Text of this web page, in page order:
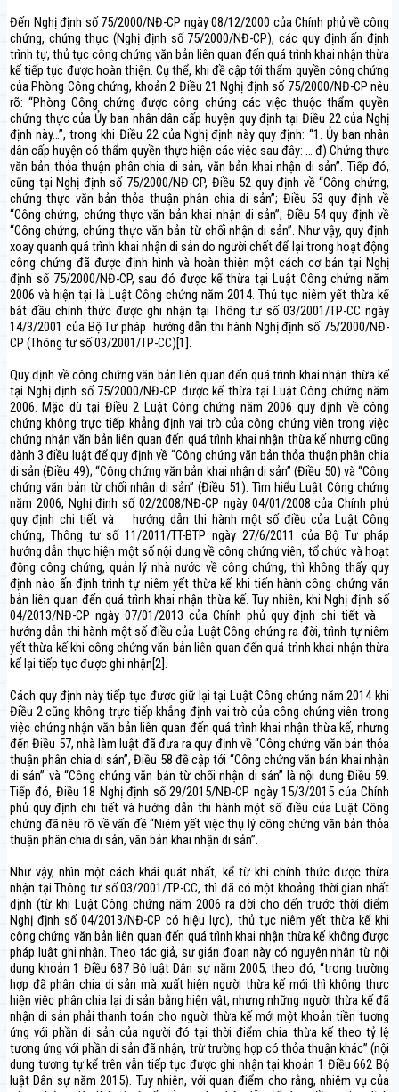
Đến Nghị định số 75/2000/NĐ-CP ngày 08/12/2000 của Chính phủ về công
chứng, chứng thực (Nghị định số 75/2000/NĐ-CP), các quy định ấn định
trình tự, thủ tục công chứng văn bản liên quan đến quá trình khai nhận thừa
kế tiếp tục được hoàn thiện. Cụ thể, khi đề cập tới thẩm quyền công chứng
của Phòng Công chứng, khoản 2 Điều 21 Nghị định số 75/2000/NĐ-CP nêu
rõ: “Phòng Công chứng được công chứng các việc thuộc thẩm quyền
chứng thực của Ủy ban nhân dân cấp huyện quy định tại Điều 22 của Nghị
định này…”, trong khi Điều 22 của Nghị định này quy định: “1. Ủy ban nhân
dân cấp huyện có thẩm quyền thực hiện các việc sau đây: … đ) Chứng thực
văn bản thỏa thuận phân chia di sản, văn bản khai nhận di sản”. Tiếp đó,
cũng tại Nghị định số 75/2000/NĐ-CP, Điều 52 quy định về “Công chứng,
chứng thực văn bản thỏa thuận phân chia di sản”; Điều 53 quy định về
“Công chứng, chứng thực văn bản khai nhận di sản”; Điều 54 quy định về
“Công chứng, chứng thực văn bản từ chối nhận di sản”. Như vậy, quy định
xoay quanh quá trình khai nhận di sản do người chết để lại trong hoạt động
công chứng đã được định hình và hoàn thiện một cách cơ bản tại Nghị
định số 75/2000/NĐ-CP, sau đó được kế thừa tại Luật Công chứng năm
2006 và hiện tại là Luật Công chứng năm 2014. Thủ tục niêm yết thừa kế
bắt đầu chính thức được ghi nhận tại Thông tư số 03/2001/TP-CC ngày
14/3/2001 của Bộ Tư pháp hướng dẫn thi hành Nghị định số 75/2000/NĐ-
CP (Thông tư số 03/2001/TP-CC)[1].
Quy định về công chứng văn bản liên quan đến quá trình khai nhận thừa kế
tại Nghị định số 75/2000/NĐ-CP được kế thừa tại Luật Công chứng năm
2006. Mặc dù tại Điều 2 Luật Công chứng năm 2006 quy định về công
chứng không trực tiếp khẳng định vai trò của công chứng viên trong việc
chứng nhận văn bản liên quan đến quá trình khai nhận thừa kế nhưng cũng
dành 3 điều luật để quy định về “Công chứng văn bản thỏa thuận phân chia
di sản (Điều 49); “Công chứng văn bản khai nhận di sản” (Điều 50) và “Công
chứng văn bản từ chối nhận di sản” (Điều 51). Tìm hiểu Luật Công chứng
năm 2006, Nghị định số 02/2008/NĐ-CP ngày 04/01/2008 của Chính phủ
quy định chi tiết và hướng dẫn thi hành một số điều của Luật Công
chứng, Thông tư số 11/2011/TT-BTP ngày 27/6/2011 của Bộ Tư pháp
hướng dẫn thực hiện một số nội dung về công chứng viên, tổ chức và hoạt
động công chứng, quản lý nhà nước về công chứng, thì không thấy quy
định nào ấn định trình tự niêm yết thừa kế khi tiến hành công chứng văn
bản liên quan đến quá trình khai nhận thừa kế. Tuy nhiên, khi Nghị định số
04/2013/NĐ-CP ngày 07/01/2013 của Chính phủ quy định chi tiết và
hướng dẫn thi hành một số điều của Luật Công chứng ra đời, trình tự niêm
yết thừa kế khi công chứng văn bản liên quan đến quá trình khai nhận thừa
kế lại tiếp tục được ghi nhận[2].
Cách quy định này tiếp tục được giữ lại tại Luật Công chứng năm 2014 khi
Điều 2 cũng không trực tiếp khẳng định vai trò của công chứng viên trong
việc chứng nhận văn bản liên quan đến quá trình khai nhận thừa kế, nhưng
đến Điều 57, nhà làm luật đã đưa ra quy định về “Công chứng văn bản thỏa
thuận phân chia di sản”, Điều 58 đề cập tới “Công chứng văn bản khai nhận
di sản” và “Công chứng văn bản từ chối nhận di sản” là nội dung Điều 59.
Tiếp đó, Điều 18 Nghị định số 29/2015/NĐ-CP ngày 15/3/2015 của Chính
phủ quy định chi tiết và hướng dẫn thi hành một số điều của Luật Công
chứng đã nêu rõ về vấn đề “Niêm yết việc thụ lý công chứng văn bản thỏa
thuận phân chia di sản, văn bản khai nhận di sản”.
Như vậy, nhìn một cách khái quát nhất, kể từ khi chính thức được thừa
nhận tại Thông tư số 03/2001/TP-CC, thì đã có một khoảng thời gian nhất
định (từ khi Luật Công chứng năm 2006 ra đời cho đến trước thời điểm
Nghị định số 04/2013/NĐ-CP có hiệu lực), thủ tục niêm yết thừa kế khi
công chứng văn bản liên quan đến quá trình khai nhận thừa kế không được
pháp luật ghi nhận. Theo tác giả, sự gián đoạn này có nguyên nhân từ nội
dung khoản 1 Điều 687 Bộ luật Dân sự năm 2005, theo đó, “trong trường
hợp đã phân chia di sản mà xuất hiện người thừa kế mới thì không thực
hiện việc phân chia lại di sản bằng hiện vật, nhưng những người thừa kế đã
nhận di sản phải thanh toán cho người thừa kế mới một khoản tiền tương
ứng với phần di sản của người đó tại thời điểm chia thừa kế theo tỷ lệ
tương ứng với phần di sản đã nhận, trừ trường hợp có thỏa thuận khác” (nội
dung tương tự kể trên vẫn tiếp tục được ghi nhận tại khoản 1 Điều 662 Bộ
luật Dân sự năm 2015). Tuy nhiên, với quan điểm cho rằng, nhiệm vụ của